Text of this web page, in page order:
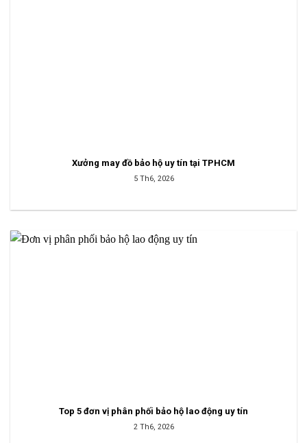
Xưởng may đồ bảo hộ uy tín tại TPHCM
5 Th6, 2026
Top 5 đơn vị phân phối bảo hộ lao động uy tín
2 Th6, 2026